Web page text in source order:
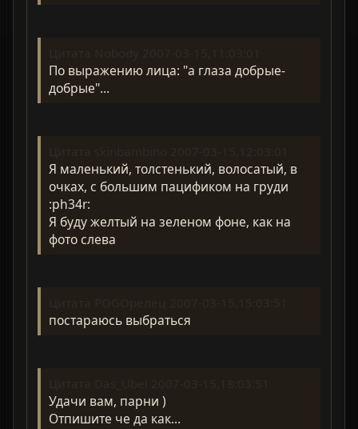
По выражению лица: "а глаза добрые-
добрые"...
Я маленький, толстенький, волосатый, в
очках, с большим пацификом на груди
:ph34r:
Я буду желтый на зеленом фоне, как на
фото слева
постараюсь выбраться
Удачи вам, парни )
Отпишите че да как...